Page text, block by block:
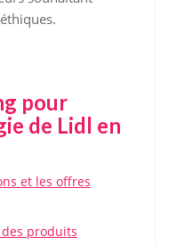
pour
de Lidl en
et les offres
produits